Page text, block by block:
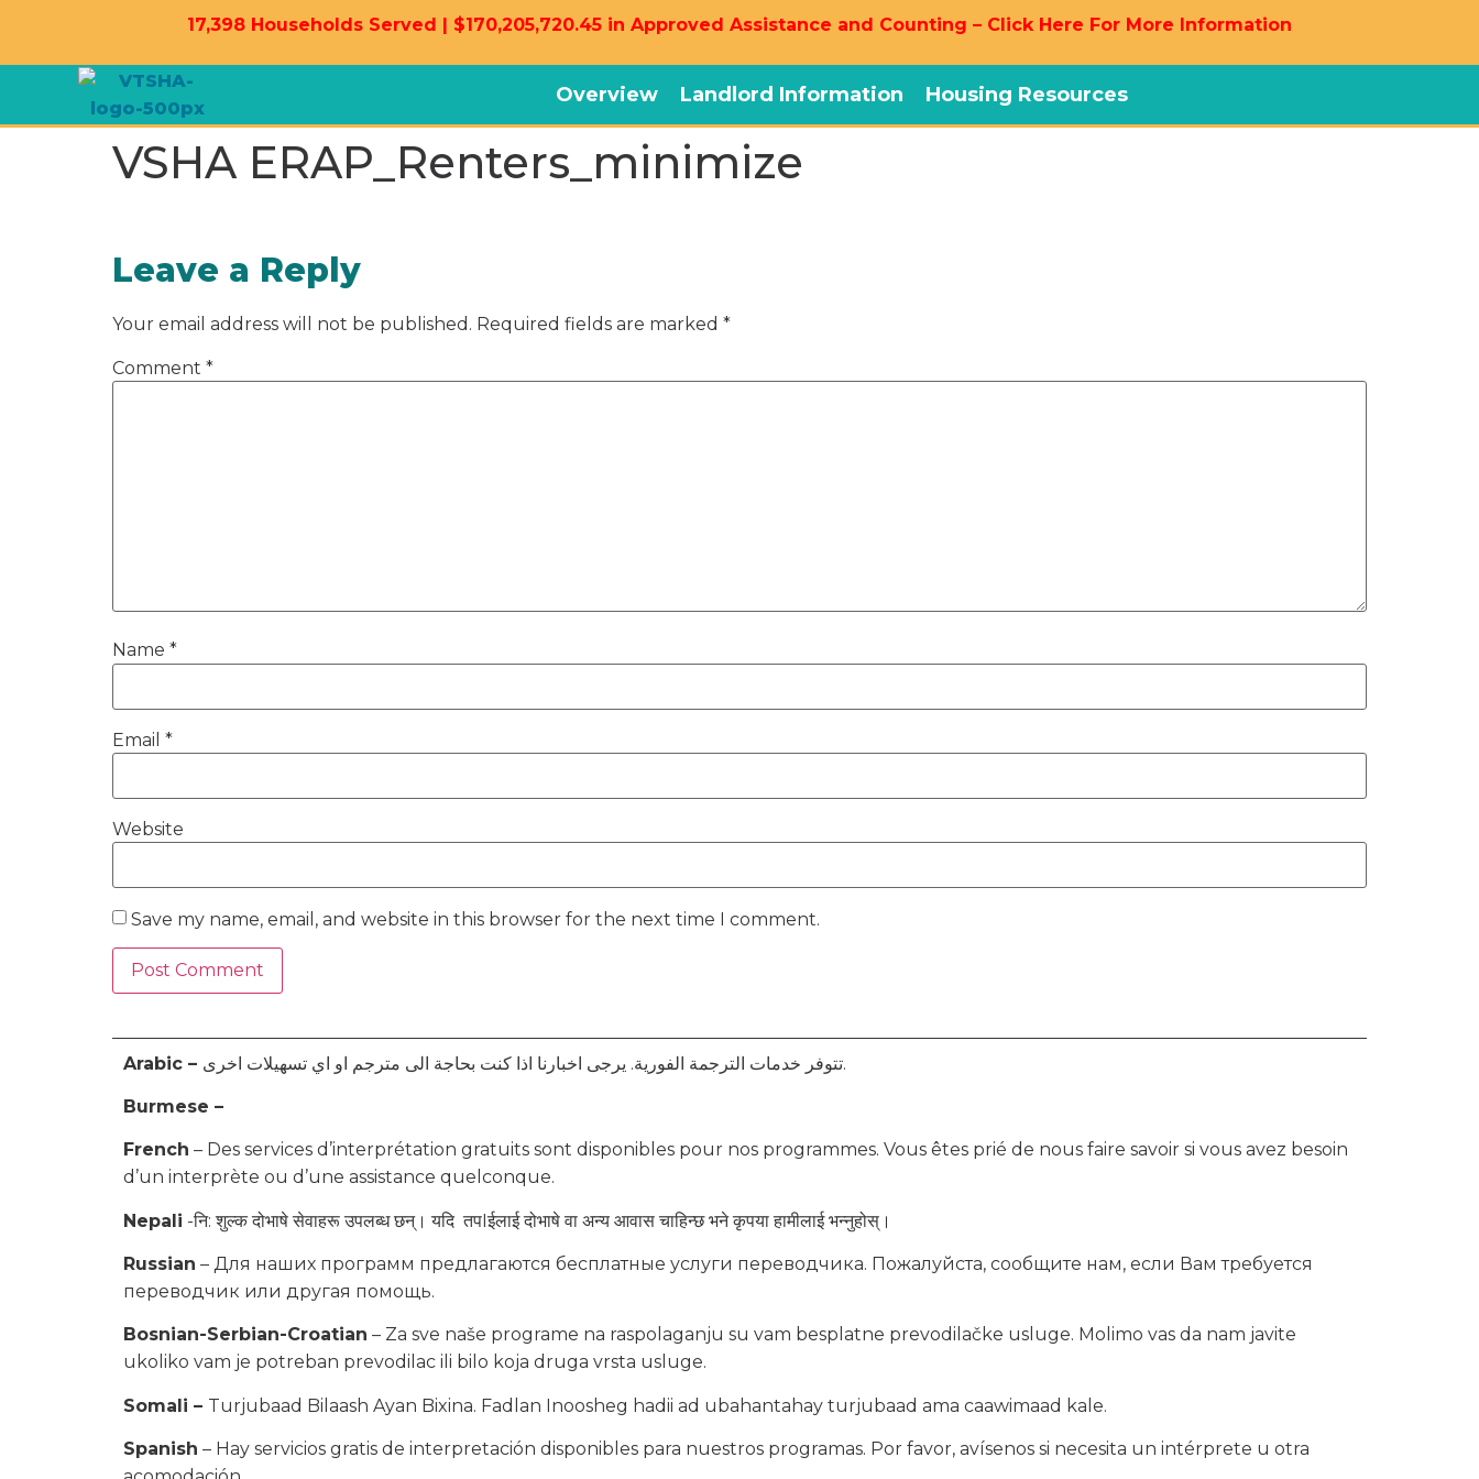
17,398 Households Served | $170,205,720.45 in Approved Assistance and Counting – Click Here For More Information
Overview Landlord Information Housing Resources
VSHA ERAP_Renters_minimize
Leave a Reply
Your email address will not be published. Required fields are marked *
Comment *
Name *
Email *
Website
Save my name, email, and website in this browser for the next time I comment.
Arabic – تتوفر خدمات الترجمة الفورية. يرجى اخبارنا اذا كنت بحاجة الى مترجم او اي تسهيلات اخرى.
Burmese –
French – Des services d’interprétation gratuits sont disponibles pour nos programmes. Vous êtes prié de nous faire savoir si vous avez besoin
d’un interprète ou d’une assistance quelconque.
Nepali -नि: शुल्क दोभाषे सेवाहरू उपलब्ध छन्। यदि तपIईलाई दोभाषे वा अन्य आवास चाहिन्छ भने कृपया हामीलाई भन्नुहोस्।
Russian – Для наших программ предлагаются бесплатные услуги переводчика. Пожалуйста, сообщите нам, если Вам требуется
переводчик или другая помощь.
Bosnian-Serbian-Croatian – Za sve naše programe na raspolaganju su vam besplatne prevodilačke usluge. Molimo vas da nam javite
ukoliko vam je potreban prevodilac ili bilo koja druga vrsta usluge.
Somali – Turjubaad Bilaash Ayan Bixina. Fadlan Inoosheg hadii ad ubahantahay turjubaad ama caawimaad kale.
Spanish – Hay servicios gratis de interpretación disponibles para nuestros programas. Por favor, avísenos si necesita un intérprete u otra